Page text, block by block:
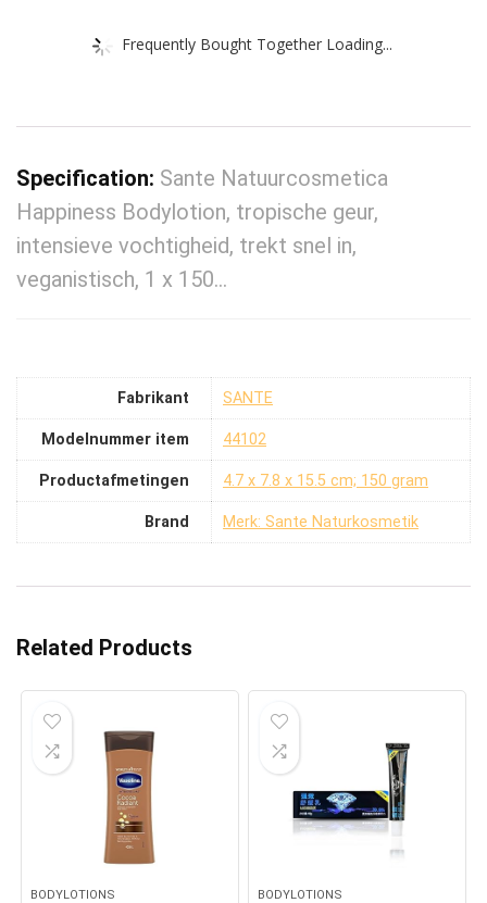
Frequently Bought Together Loading...
Specification: Sante Natuurcosmetica
Happiness Bodylotion, tropische geur,
intensieve vochtigheid, trekt snel in,
veganistisch, 1 x 150…
Fabrikant ‎SANTE
Modelnummer item ‎44102
Productafmetingen ‎4.7 x 7.8 x 15.5 cm; 150 gram
Brand Merk: Sante Naturkosmetik
Related Products
BODYLOTIONS BODYLOTIONS